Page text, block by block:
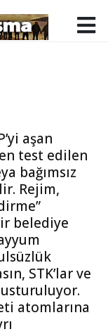
aşan
test edilen
bağımsız
Rejim,
belediye
STK’lar ve
atomlarına